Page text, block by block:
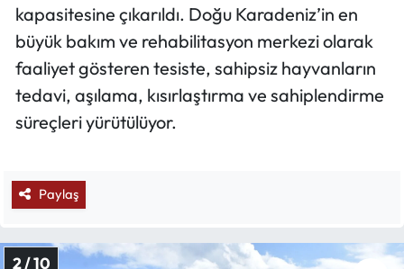
kapasitesine çıkarıldı. Doğu Karadeniz’in en
büyük bakım ve rehabilitasyon merkezi olarak
faaliyet gösteren tesiste, sahipsiz hayvanların
tedavi, aşılama, kısırlaştırma ve sahiplendirme
süreçleri yürütülüyor.
Paylaş
2 / 10